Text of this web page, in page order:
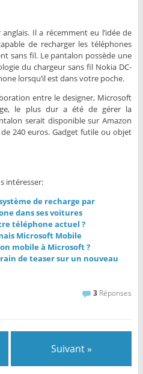
Il a récemment eu l’idée de
de recharger les téléphones
sans fil. Le pantalon possède une
du chargeur sans fil Nokia DC-
lorsqu’il est dans votre poche.
entre le designer, Microsoft
le plus dur a été de gérer la
serait disponible sur Amazon
240 euros. Gadget futile ou objet
intéresser:
de recharge par
dans ses voitures
téléphone actuel ?
Microsoft Mobile
mobile à Microsoft ?
de teaser sur un nouveau
3 Réponses
Suivant »